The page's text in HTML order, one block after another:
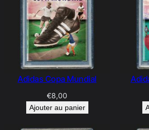
Adidas Copa Mundial
€8,00
Ajouter au panier